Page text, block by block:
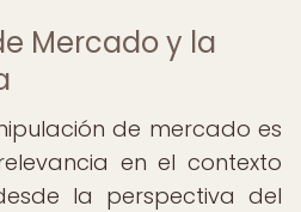
Mercado y la
de mercado es
en el contexto
la perspectiva del